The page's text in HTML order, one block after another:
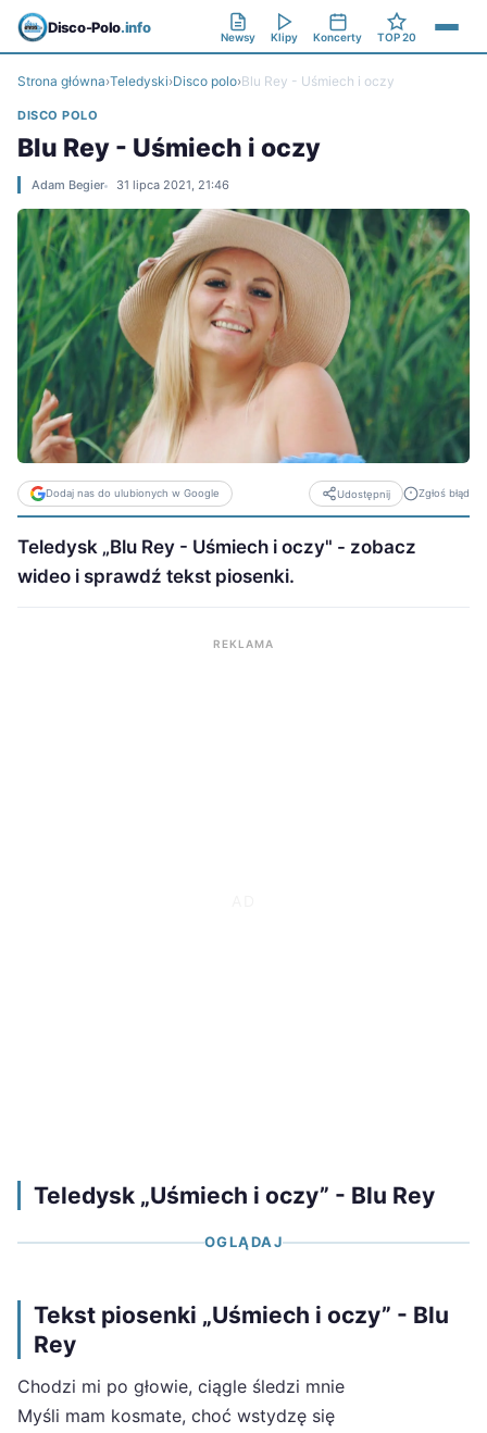
Disco-Polo.info
Newsy Klipy Koncerty TOP 20
Strona główna›Teledyski›Disco polo›Blu Rey - Uśmiech i oczy
DISCO POLO
Blu Rey - Uśmiech i oczy
Adam Begier 31 lipca 2021, 21:46
Dodaj nas do ulubionych w Google Udostępnij Zgłoś błąd
Teledysk „Blu Rey - Uśmiech i oczy" - zobacz
wideo i sprawdź tekst piosenki.
REKLAMA
Teledysk „Uśmiech i oczy” - Blu Rey
OGLĄDAJ
Tekst piosenki „Uśmiech i oczy” - Blu
Rey
Chodzi mi po głowie, ciągle śledzi mnie
Myśli mam kosmate, choć wstydzę się